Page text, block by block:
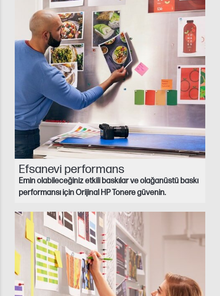
Efsanevi performans
Emin olabileceğiniz etkili baskılar ve olağanüstü baskı
performansı için Orijinal HP Tonere güvenin.